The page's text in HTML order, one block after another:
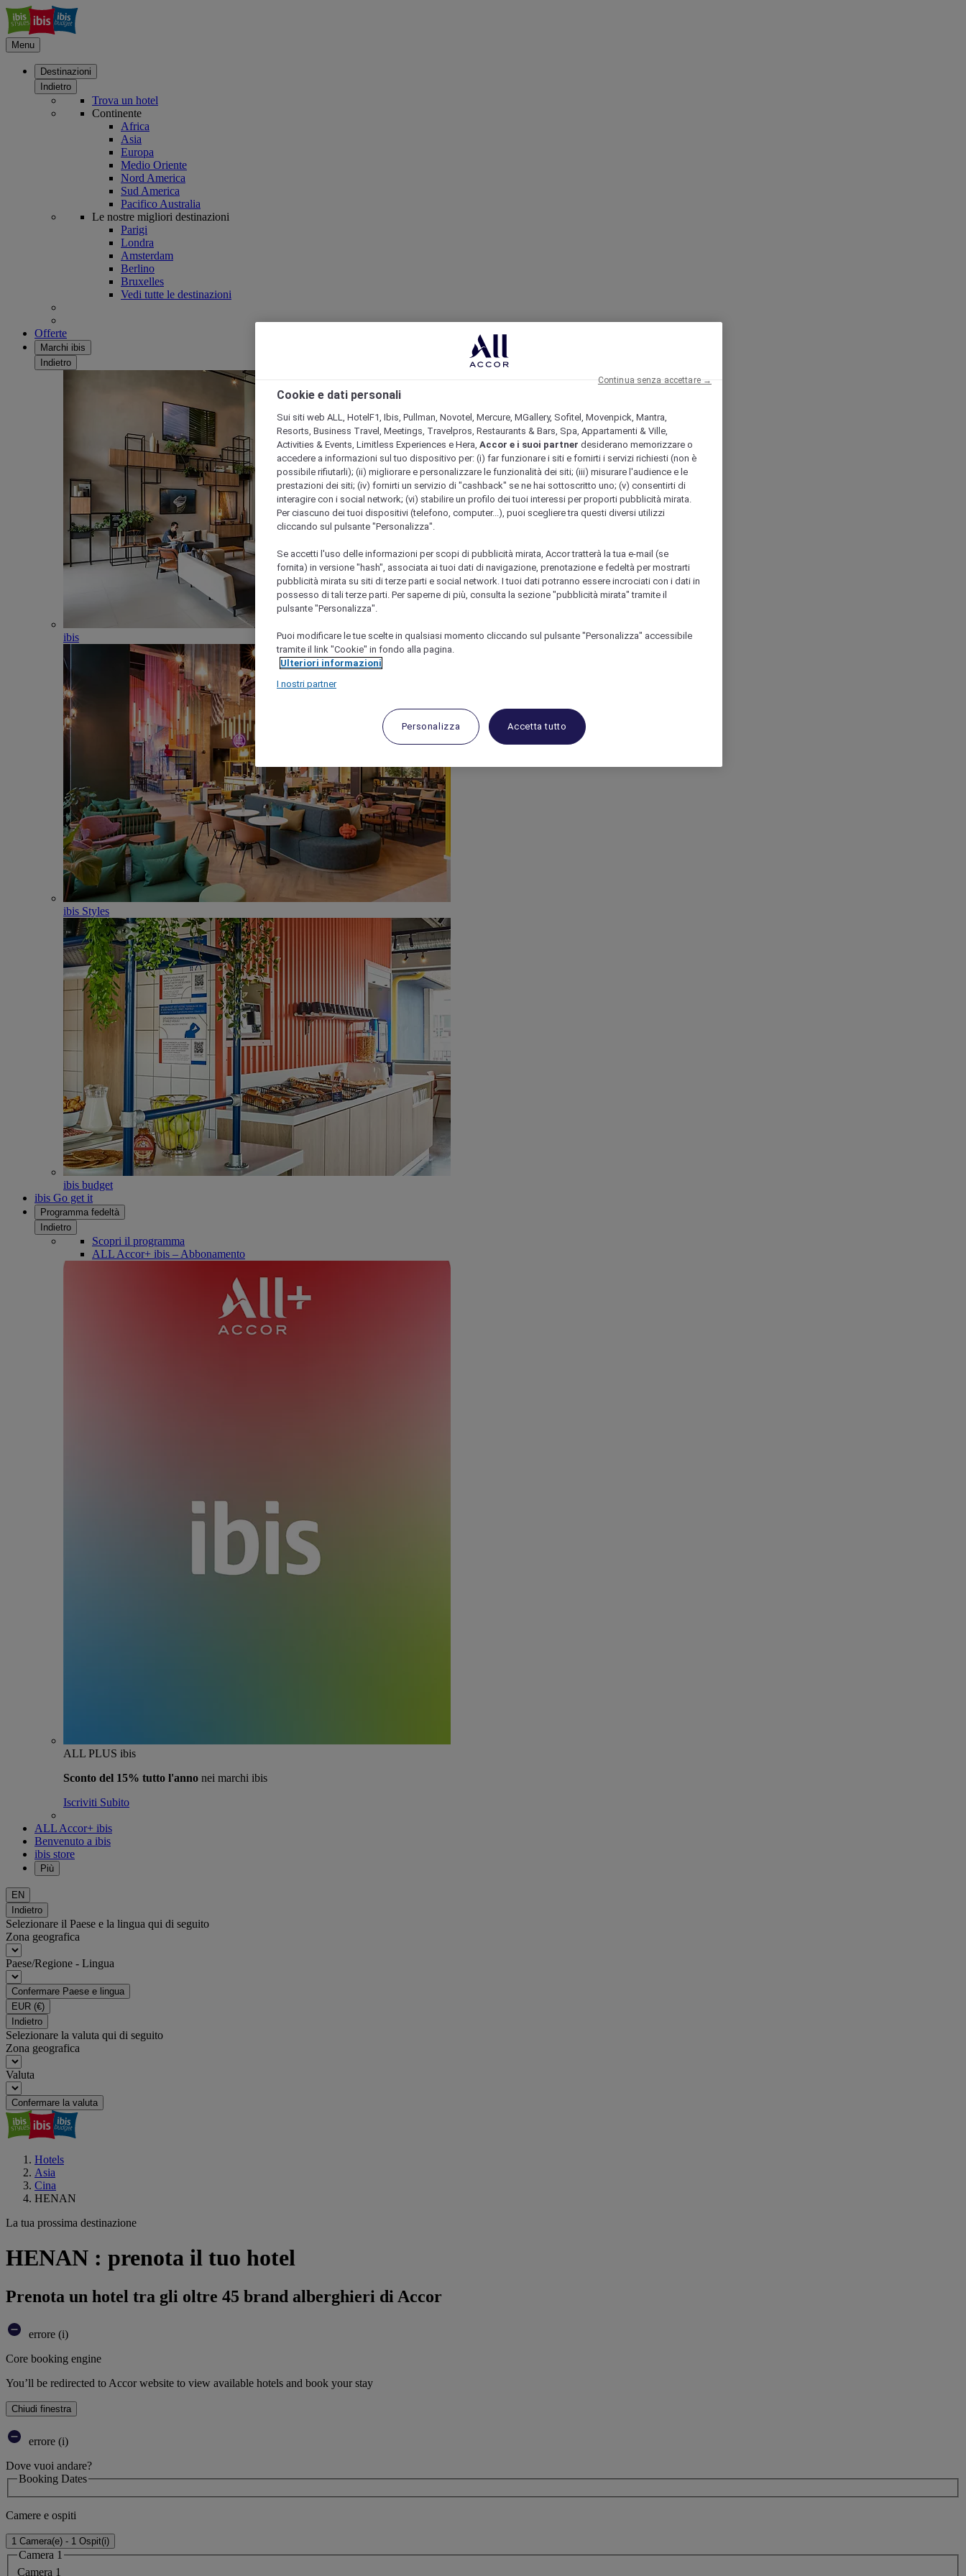
Menu
Destinazioni
Indietro
Trova un hotel
Continente
Africa
Asia
Europa
Medio Oriente
Nord America
Sud America
Pacifico Australia
Le nostre migliori destinazioni
Parigi
Londra
Amsterdam
Berlino
Bruxelles
Vedi tutte le destinazioni
Offerte
Marchi ibis
Indietro
ibis
ibis Styles
ibis budget
ibis Go get it
Programma fedeltà
Indietro
Scopri il programma
ALL Accor+ ibis – Abbonamento
ALL PLUS ibis
Sconto del 15% tutto l'anno nei marchi ibis
Iscriviti Subito
ALL Accor+ ibis
Benvenuto a ibis
ibis store
Più
EN
Indietro
Selezionare il Paese e la lingua qui di seguito
Zona geografica
Paese/Regione - Lingua
Confermare Paese e lingua
EUR (€)
Indietro
Selezionare la valuta qui di seguito
Zona geografica
Valuta
Confermare la valuta
Hotels
Asia
Cina
HENAN
La tua prossima destinazione
HENAN : prenota il tuo hotel
Prenota un hotel tra gli oltre 45 brand alberghieri di Accor
errore (i)
Core booking engine
You’ll be redirected to Accor website to view available hotels and book your stay
Chiudi finestra
errore (i)
Dove vuoi andare?
Booking Dates
Camere e ospiti
1 Camera(e) - 1 Ospit(i)
Camera 1
Camera 1
Cookie e dati personali
Sui siti web ALL, HotelF1, Ibis, Pullman, Novotel, Mercure, MGallery, Sofitel, Movenpick, Mantra,
Resorts, Business Travel, Meetings, Travelpros, Restaurants & Bars, Spa, Appartamenti & Ville,
Activities & Events, Limitless Experiences e Hera, Accor e i suoi partner desiderano memorizzare o
accedere a informazioni sul tuo dispositivo per: (i) far funzionare i siti e fornirti i servizi richiesti (non è
possibile rifiutarli); (ii) migliorare e personalizzare le funzionalità dei siti; (iii) misurare l'audience e le
prestazioni dei siti; (iv) fornirti un servizio di "cashback" se ne hai sottoscritto uno; (v) consentirti di
interagire con i social network; (vi) stabilire un profilo dei tuoi interessi per proporti pubblicità mirata.
Per ciascuno dei tuoi dispositivi (telefono, computer...), puoi scegliere tra questi diversi utilizzi
cliccando sul pulsante "Personalizza".
Se accetti l'uso delle informazioni per scopi di pubblicità mirata, Accor tratterà la tua e-mail (se
fornita) in versione "hash", associata ai tuoi dati di navigazione, prenotazione e fedeltà per mostrarti
pubblicità mirata su siti di terze parti e social network. I tuoi dati potranno essere incrociati con i dati in
possesso di tali terze parti. Per saperne di più, consulta la sezione "pubblicità mirata" tramite il
pulsante "Personalizza".
Puoi modificare le tue scelte in qualsiasi momento cliccando sul pulsante "Personalizza" accessibile
tramite il link "Cookie" in fondo alla pagina.
Ulteriori informazioni
I nostri partner
Personalizza Accetta tutto
Continua senza accettare →